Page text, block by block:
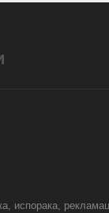
испорака,